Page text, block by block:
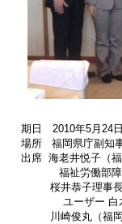
期日 2010年5月24
場所 福岡県庁副知
出席 海老井悦子（
福祉労働部障害
桜井恭子理事長
ユーザー 白木祐
川崎俊丸（福岡